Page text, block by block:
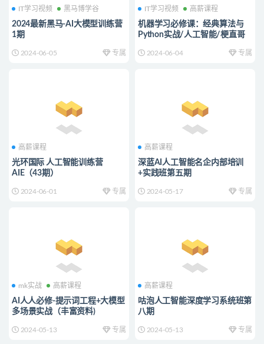
IT学习视频 黑马博学谷
2024最新黑马-AI大模型训练营
1期
2024-06-05 专属
IT学习视频 高薪课程
机器学习必修课：经典算法与
Python实战/人工智能/梗直哥
2024-06-04 专属
高薪课程
光环国际 人工智能训练营
AIE（43期）
2024-06-01 专属
高薪课程
深蓝AI人工智能名企内部培训
+实践班第五期
2024-05-17 专属
mk实战 高薪课程
AI人人必修-提示词工程+大模型
多场景实战（丰富资料)
2024-05-13 专属
高薪课程
咕泡人工智能深度学习系统班第
八期
2024-05-13 专属